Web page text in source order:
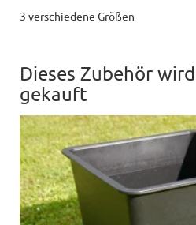
3 verschiedene Größen
Dieses Zubehör
gekauft